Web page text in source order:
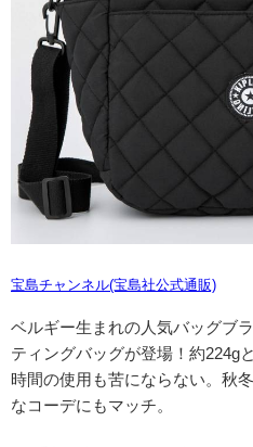
宝島チャンネル(宝島社公式通販)
ベルギー生まれの人気バッグブ
ティングバッグが登場！約224g
時間の使用も苦にならない。秋
なコーデにもマッチ。